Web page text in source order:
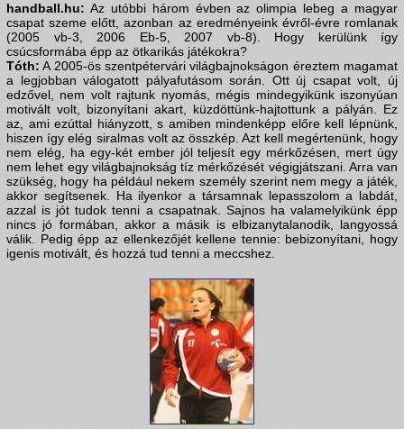
handball.hu: Az utóbbi három évben az olimpia lebeg a magyar
csapat szeme előtt, azonban az eredményeink évről-évre romlanak
(2005 vb-3, 2006 Eb-5, 2007 vb-8). Hogy kerülünk így
csúcsformába épp az ötkarikás játékokra?
Tóth: A 2005-ös szentpétervári világbajnokságon éreztem magamat
a legjobban válogatott pályafutásom során. Ott új csapat volt, új
edzővel, nem volt rajtunk nyomás, mégis mindegyikünk iszonyúan
motivált volt, bizonyítani akart, küzdöttünk-hajtottunk a pályán. Ez
az, ami ezúttal hiányzott, s amiben mindenképp előre kell lépnünk,
hiszen így elég siralmas volt az összkép. Azt kell megértenünk, hogy
nem elég, ha egy-két ember jól teljesít egy mérkőzésen, mert úgy
nem lehet egy világbajnokság tíz mérkőzését végigjátszani. Arra van
szükség, hogy ha például nekem személy szerint nem megy a játék,
akkor segítsenek. Ha ilyenkor a társamnak lepasszolom a labdát,
azzal is jót tudok tenni a csapatnak. Sajnos ha valamelyikünk épp
nincs jó formában, akkor a másik is elbizanytalanodik, langyossá
válik. Pedig épp az ellenkezőjét kellene tennie: bebizonyítani, hogy
igenis motivált, és hozzá tud tenni a meccshez.